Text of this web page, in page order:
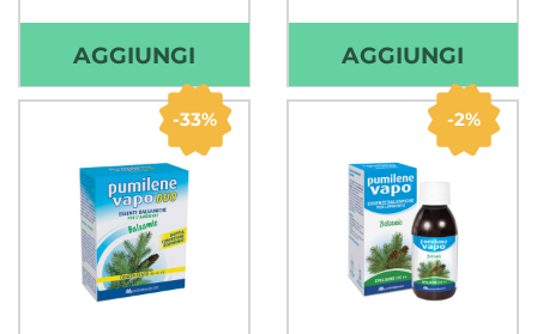
AGGIUNGI AGGIUNGI PUMILENE
VAPO
ACARICIDA
INSETTICIDA
AGGIUNGI
VAPO
AIR
33% 2%